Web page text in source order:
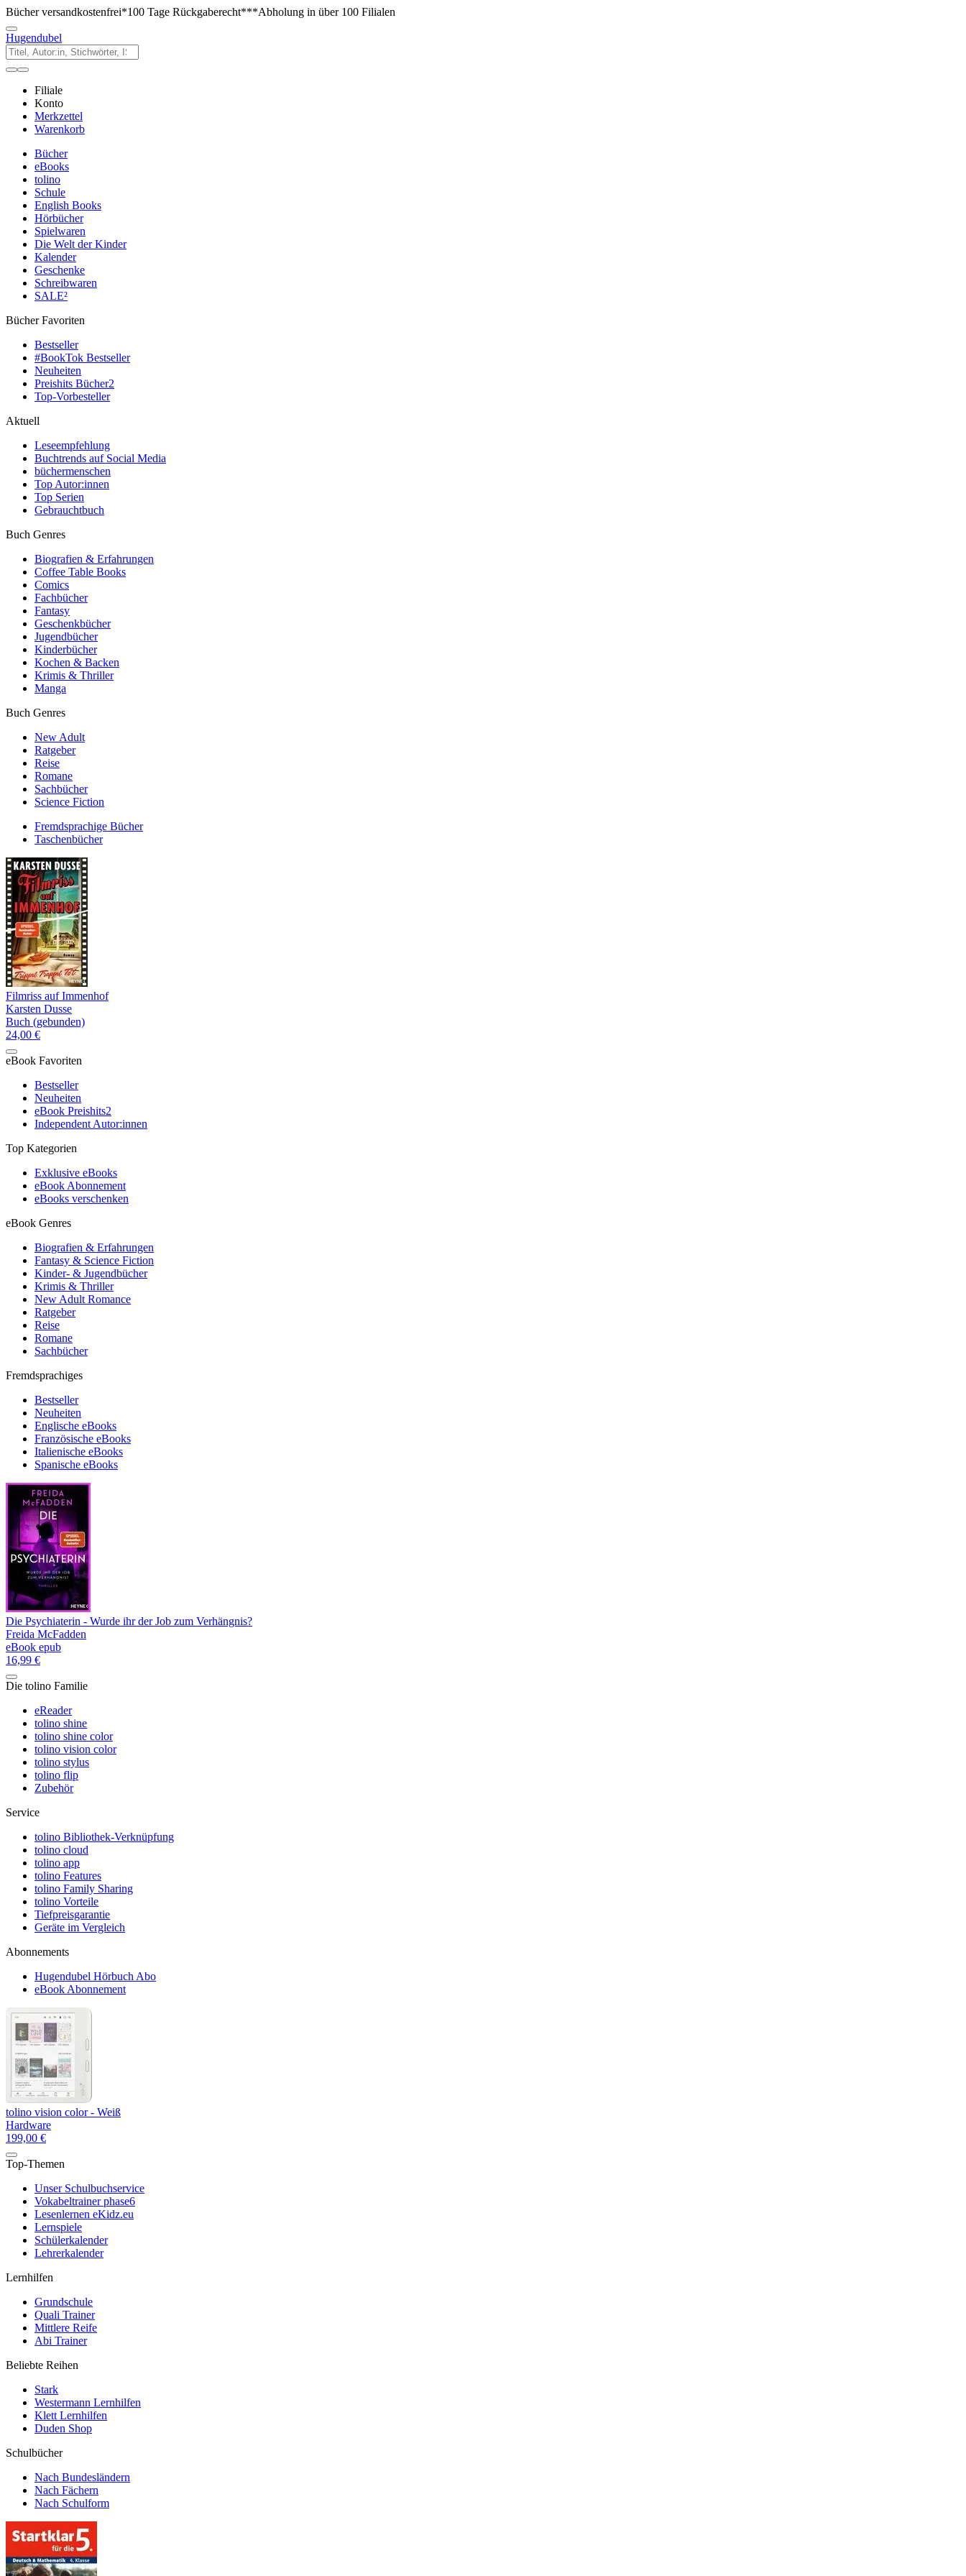
Bücher versandkostenfrei*100 Tage Rückgaberecht***Abholung in über 100 Filialen
Hugendubel
Filiale
Konto
Merkzettel
Warenkorb
Bücher
eBooks
tolino
Schule
English Books
Hörbücher
Spielwaren
Die Welt der Kinder
Kalender
Geschenke
Schreibwaren
SALE²
Bücher Favoriten
Bestseller
#BookTok Bestseller
Neuheiten
Preishits Bücher2
Top-Vorbesteller
Aktuell
Leseempfehlung
Buchtrends auf Social Media
büchermenschen
Top Autor:innen
Top Serien
Gebrauchtbuch
Buch Genres
Biografien & Erfahrungen
Coffee Table Books
Comics
Fachbücher
Fantasy
Geschenkbücher
Jugendbücher
Kinderbücher
Kochen & Backen
Krimis & Thriller
Manga
Buch Genres
New Adult
Ratgeber
Reise
Romane
Sachbücher
Science Fiction
Fremdsprachige Bücher
Taschenbücher
Filmriss auf Immenhof
Karsten Dusse
Buch (gebunden)
24,00 €
eBook Favoriten
Bestseller
Neuheiten
eBook Preishits2
Independent Autor:innen
Top Kategorien
Exklusive eBooks
eBook Abonnement
eBooks verschenken
eBook Genres
Biografien & Erfahrungen
Fantasy & Science Fiction
Kinder- & Jugendbücher
Krimis & Thriller
New Adult Romance
Ratgeber
Reise
Romane
Sachbücher
Fremdsprachiges
Bestseller
Neuheiten
Englische eBooks
Französische eBooks
Italienische eBooks
Spanische eBooks
Die Psychiaterin - Wurde ihr der Job zum Verhängnis?
Freida McFadden
eBook epub
16,99 €
Die tolino Familie
eReader
tolino shine
tolino shine color
tolino vision color
tolino stylus
tolino flip
Zubehör
Service
tolino Bibliothek-Verknüpfung
tolino cloud
tolino app
tolino Features
tolino Family Sharing
tolino Vorteile
Tiefpreisgarantie
Geräte im Vergleich
Abonnements
Hugendubel Hörbuch Abo
eBook Abonnement
tolino vision color - Weiß
Hardware
199,00 €
Top-Themen
Unser Schulbuchservice
Vokabeltrainer phase6
Lesenlernen eKidz.eu
Lernspiele
Schülerkalender
Lehrerkalender
Lernhilfen
Grundschule
Quali Trainer
Mittlere Reife
Abi Trainer
Beliebte Reihen
Stark
Westermann Lernhilfen
Klett Lernhilfen
Duden Shop
Schulbücher
Nach Bundesländern
Nach Fächern
Nach Schulform